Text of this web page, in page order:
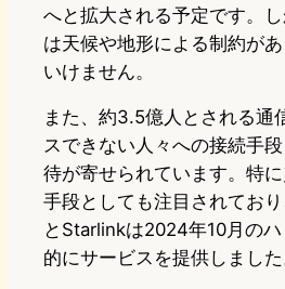
へと拡大される予定です。
は天候や地形による制約が
いけません。
また、約3.5億人とされる通
スできない人々への接続手
待が寄せられています。特
手段としても注目されてお
とStarlinkは2024年10月の
的にサービスを提供しました